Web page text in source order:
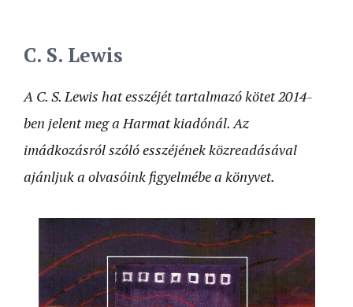
C. S. Lewis
A C. S. Lewis hat esszéjét tartalmazó kötet 2014-
ben jelent meg a Harmat kiadónál. Az
imádkozásról szóló esszéjének közreadásával
ajánljuk a olvasóink figyelmébe a könyvet.